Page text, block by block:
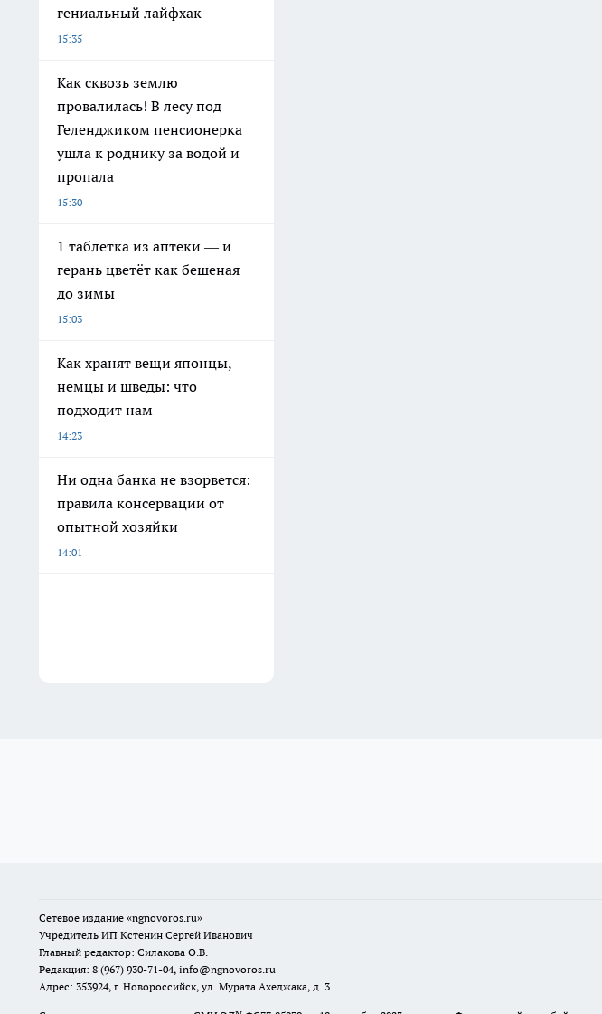
гениальный лайфхак
15:35
Как сквозь землю
провалилась! В лесу под
Геленджиком пенсионерка
ушла к роднику за водой и
пропала
15:30
1 таблетка из аптеки — и
герань цветёт как бешеная
до зимы
15:03
Как хранят вещи японцы,
немцы и шведы: что
подходит нам
14:23
Ни одна банка не взорвется:
правила консервации от
опытной хозяйки
14:01
Сетевое издание «ngnovoros.ru»
Учредитель ИП Кстенин Сергей Иванович
Главный редактор: Силакова О.В.
Редакция: 8 (967) 930-71-04, info@ngnovoros.ru
Адрес: 353924, г. Новороссийск, ул. Мурата Ахеджака, д. 3